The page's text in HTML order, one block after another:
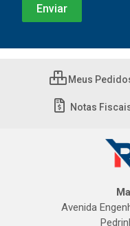
Meus
Notas
Avenida